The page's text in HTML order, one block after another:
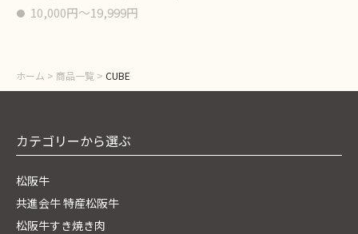
10,000円〜19,999円
ホーム > 商品一覧 > CUBE
カテゴリーから選ぶ
松阪牛
共進会牛 特産松阪牛
松阪牛すき焼き肉